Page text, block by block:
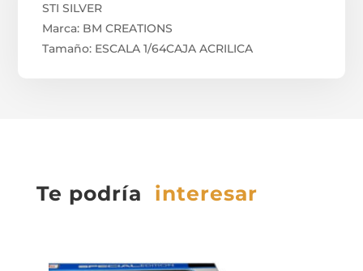
STI SILVER
Marca: BM CREATIONS
Tamaño: ESCALA 1/64CAJA ACRILICA
Te podría interesar